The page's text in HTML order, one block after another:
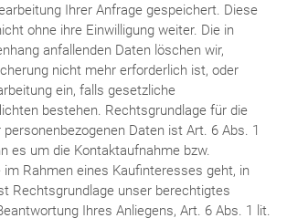
Ihrer Anfrage gespeichert. Diese
ohne ihre Einwilligung weiter. Die in
anfallenden Daten löschen wir,
nicht mehr erforderlich ist, oder
ein, falls gesetzliche
bestehen. Rechtsgrundlage für die
Daten ist Art. 6 Abs. 1
es um die Kontaktaufnahme bzw.
Rahmen eines Kaufinteresses geht, in
Rechtsgrundlage unser berechtigtes
Ihres Anliegens, Art. 6 Abs. 1 lit.